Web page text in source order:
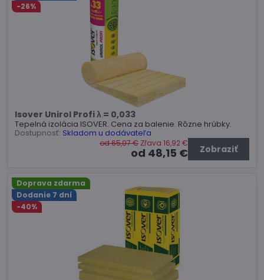
Isover Unirol Profi λ = 0,033
-26%
Tepelná izolácia ISOVER. Cena za balenie. Rôzne hrúbky.
Dostupnosť: Skladom u dodávateľa
od 48,15 €
od 65,07 € Zľava 16,92 €
Zobraziť
Doprava zdarma
Dodanie 7 dní
-40%